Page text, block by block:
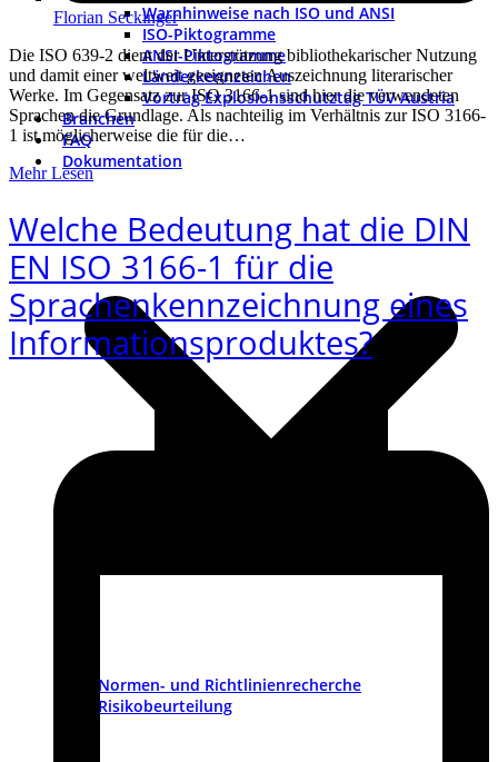
Warnhinweise nach ISO und ANSI
ISO-Piktogramme
ANSI-Piktogramme
Länderkennzeichen
Vortrag Explosionsschutztag TÜV Austria
Branchen
FAQ
Dokumentation
Normen- und Richtlinienrecherche
Risikobeurteilung
Florian Seckinger
Die ISO 639-2 dient der Unterstützung bibliothekarischer Nutzung
und damit einer weltweit geeigneten Auszeichnung literarischer
Werke. Im Gegensatz zur ISO 3166-1 sind hier die verwendeten
Sprachen die Grundlage. Als nachteilig im Verhältnis zur ISO 3166-
1 ist möglicherweise die für die…
Mehr Lesen
Welche Bedeutung hat die DIN
EN ISO 3166-1 für die
Sprachenkennzeichnung eines
Informationsproduktes?